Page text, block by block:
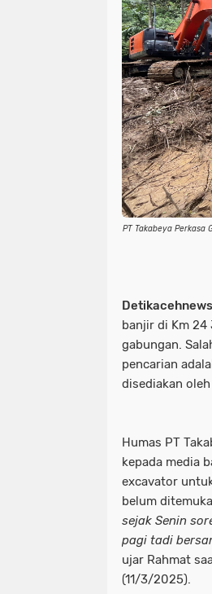
PT Takabeya
banjir di Km
gabungan.
pencarian
disediakan oleh
Humas PT
kepada media
excavator
belum
sejak Senin
pagi tadi
ujar Rahmat
(11/3/2025).